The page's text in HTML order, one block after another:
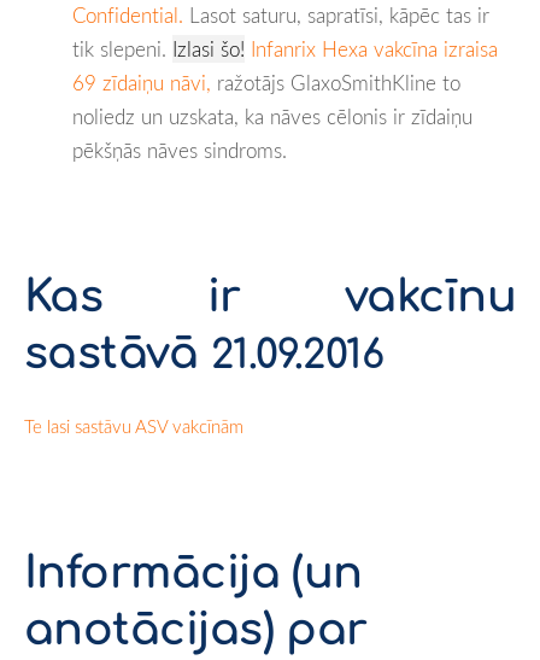
Confidential. Lasot saturu, sapratīsi, kāpēc tas ir
tik slepeni. Izlasi šo! Infanrix Hexa vakcīna izraisa
69 zīdaiņu nāvi, ražotājs GlaxoSmithKline to
noliedz un uzskata, ka nāves cēlonis ir zīdaiņu
pēkšņās nāves sindroms.
Kas ir vakcīnu
sastāvā 21.09.2016
Te lasi sastāvu ASV vakcīnām
Informācija (un
anotācijas) par